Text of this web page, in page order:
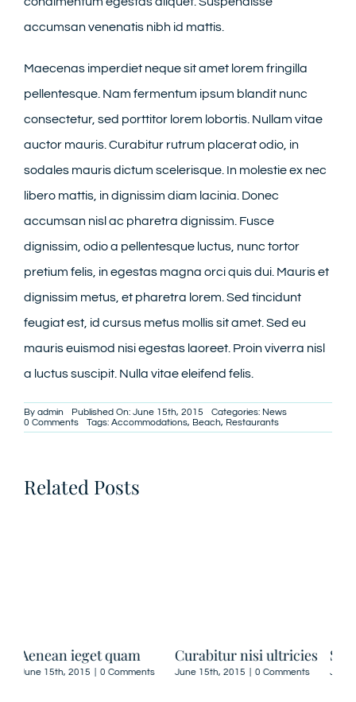
accumsan venenatis nibh id mattis.
Maecenas imperdiet neque sit amet lorem fringilla
pellentesque. Nam fermentum ipsum blandit nunc
consectetur, sed porttitor lorem lobortis. Nullam vitae
auctor mauris. Curabitur rutrum placerat odio, in
sodales mauris dictum scelerisque. In molestie ex nec
libero mattis, in dignissim diam lacinia. Donec
accumsan nisl ac pharetra dignissim. Fusce
dignissim, odio a pellentesque luctus, nunc tortor
pretium felis, in egestas magna orci quis dui. Mauris et
dignissim metus, et pharetra lorem. Sed tincidunt
feugiat est, id cursus metus mollis sit amet. Sed eu
mauris euismod nisi egestas laoreet. Proin viverra nisl
a luctus suscipit. Nulla vitae eleifend felis.
By admin Published On: June 15th, 2015 Categories: News
0 Commentson
Fusce
Tags: Accommodations, Beach, Restaurants
Related Posts
Curabitur nisi ultricies
June 15th, 2015 0 Comments
Suspendisse Sed Sagittis
June 30th, 2015 0 Comments